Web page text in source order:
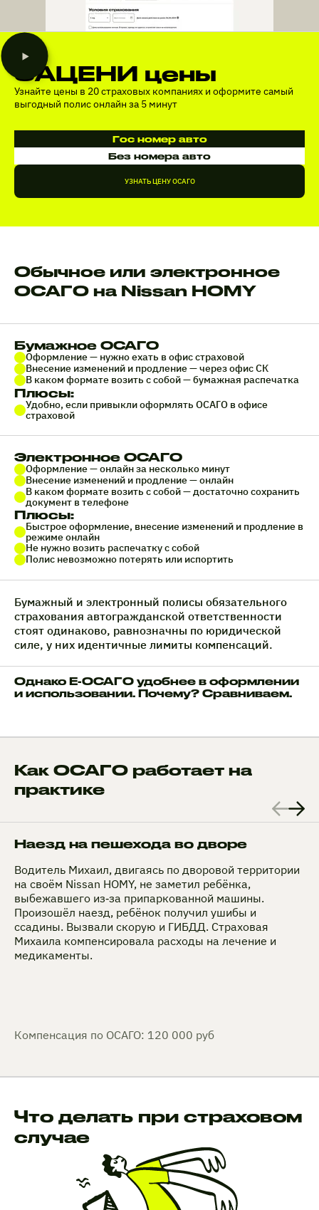
ЗАЦЕНИ цены
Узнайте цены в 20 страховых компаниях и оформите самый
выгодный полис онлайн за 5 минут
Гос номер авто
Без номера авто
УЗНАТЬ ЦЕНУ ОСАГО
Обычное или электронное
ОСАГО на Nissan HOMY
Бумажное ОСАГО
Оформление — нужно ехать в офис страховой
Внесение изменений и продление — через офис СК
В каком формате возить с собой — бумажная распечатка
Плюсы:
Удобно, если привыкли оформлять ОСАГО в офисе
страховой
Электронное ОСАГО
Оформление — онлайн за несколько минут
Внесение изменений и продление — онлайн
В каком формате возить с собой — достаточно сохранить
документ в телефоне
Плюсы:
Быстрое оформление, внесение изменений и продление в
режиме онлайн
Не нужно возить распечатку с собой
Полис невозможно потерять или испортить
Бумажный и электронный полисы обязательного
страхования автогражданской ответственности
стоят одинаково, равнозначны по юридической
силе, у них идентичные лимиты компенсаций.
Однако Е-ОСАГО удобнее в оформлении
и использовании. Почему? Сравниваем.
Как ОСАГО работает на
практике
Наезд на пешехода во дворе
Водитель Михаил, двигаясь по дворовой территории
на своём Nissan HOMY, не заметил ребёнка,
выбежавшего из‑за припаркованной машины.
Произошёл наезд, ребёнок получил ушибы и
ссадины. Вызвали скорую и ГИБДД. Страховая
Михаила компенсировала расходы на лечение и
медикаменты.
Компенсация по ОСАГО: 120 000 руб
Что делать при страховом
случае